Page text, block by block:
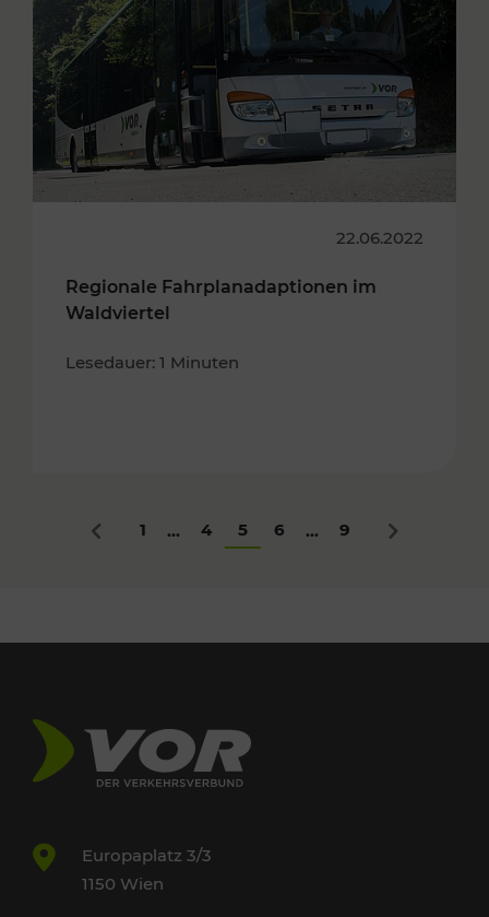
22.06.2022
Regionale Fahrplanadaptionen im
Waldviertel
Lesedauer: 1 Minuten
Zurück
1 ... 4 5 6 ... 9 Nächstes
Europaplatz 3/3
1150 Wien